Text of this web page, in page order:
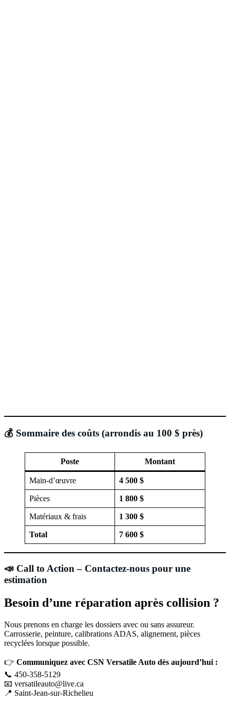
💰 Sommaire des coûts (arrondis au 100 $ près)
Poste Montant
Main-d’œuvre 4 500 $
Pièces 1 800 $
Matériaux & frais 1 300 $
Total 7 600 $
📣 Call to Action – Contactez-nous pour une
estimation
Besoin d’une réparation après collision ?
Nous prenons en charge les dossiers avec ou sans assureur.
Carrosserie, peinture, calibrations ADAS, alignement, pièces
recyclées lorsque possible.
👉 Communiquez avec CSN Versatile Auto dès aujourd’hui :
📞 450-358-5129
📧 versatileauto@live.ca
📍 Saint-Jean-sur-Richelieu